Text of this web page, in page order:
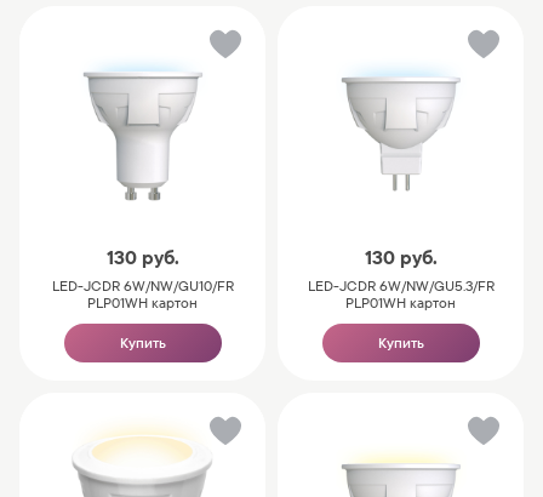
130 руб.
LED-JCDR 6W/NW/GU10/FR
PLP01WH картон
Купить
130 руб.
LED-JCDR 6W/NW/GU5.3/FR
PLP01WH картон
Купить